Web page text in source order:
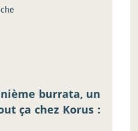
burrata, un
ça chez Korus :